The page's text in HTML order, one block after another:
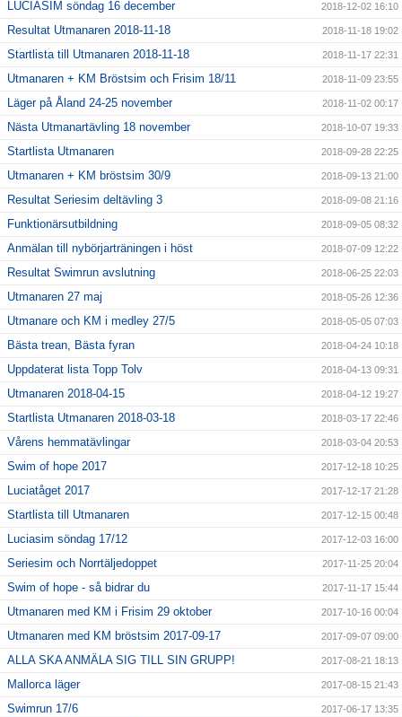
LUCIASIM söndag 16 december 2018-12-02 16:10
Resultat Utmanaren 2018-11-18 2018-11-18 19:02
Startlista till Utmanaren 2018-11-18 2018-11-17 22:31
Utmanaren + KM Bröstsim och Frisim 18/11 2018-11-09 23:55
Läger på Åland 24-25 november 2018-11-02 00:17
Nästa Utmanartävling 18 november 2018-10-07 19:33
Startlista Utmanaren 2018-09-28 22:25
Utmanaren + KM bröstsim 30/9 2018-09-13 21:00
Resultat Seriesim deltävling 3 2018-09-08 21:16
Funktionärsutbildning 2018-09-05 08:32
Anmälan till nybörjarträningen i höst 2018-07-09 12:22
Resultat Swimrun avslutning 2018-06-25 22:03
Utmanaren 27 maj 2018-05-26 12:36
Utmanare och KM i medley 27/5 2018-05-05 07:03
Bästa trean, Bästa fyran 2018-04-24 10:18
Uppdaterat lista Topp Tolv 2018-04-13 09:31
Utmanaren 2018-04-15 2018-04-12 19:27
Startlista Utmanaren 2018-03-18 2018-03-17 22:46
Vårens hemmatävlingar 2018-03-04 20:53
Swim of hope 2017 2017-12-18 10:25
Luciatåget 2017 2017-12-17 21:28
Startlista till Utmanaren 2017-12-15 00:48
Luciasim söndag 17/12 2017-12-03 16:00
Seriesim och Norrtäljedoppet 2017-11-25 20:04
Swim of hope - så bidrar du 2017-11-17 15:44
Utmanaren med KM i Frisim 29 oktober 2017-10-16 00:04
Utmanaren med KM bröstsim 2017-09-17 2017-09-07 09:00
ALLA SKA ANMÄLA SIG TILL SIN GRUPP! 2017-08-21 18:13
Mallorca läger 2017-08-15 21:43
Swimrun 17/6 2017-06-17 13:35